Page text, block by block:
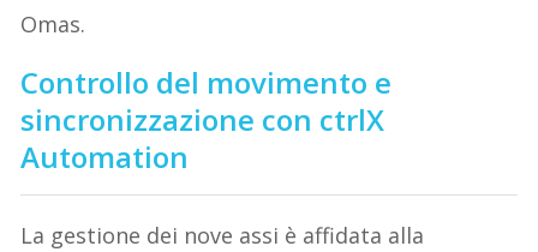
Omas.
Controllo del movimento e
sincronizzazione con ctrlX
Automation
La gestione dei nove assi è affidata alla